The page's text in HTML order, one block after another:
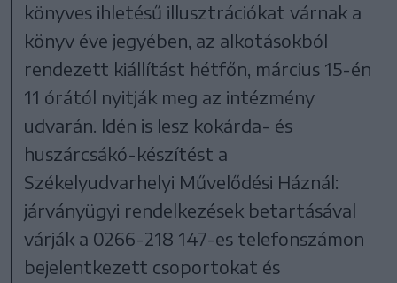
könyves ihletésű illusztrációkat várnak a
könyv éve jegyében, az alkotásokból
rendezett kiállítást hétfőn, március 15-én
11 órától nyitják meg az intézmény
udvarán. Idén is lesz kokárda- és
huszárcsákó-készítést a
Székelyudvarhelyi Művelődési Háznál:
járványügyi rendelkezések betartásával
várják a 0266-218 147-es telefonszámon
bejelentkezett csoportokat és